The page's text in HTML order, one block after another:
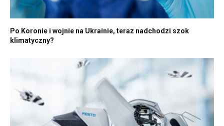
Po Koronie i wojnie na Ukrainie, teraz nadchodzi szok
klimatyczny?